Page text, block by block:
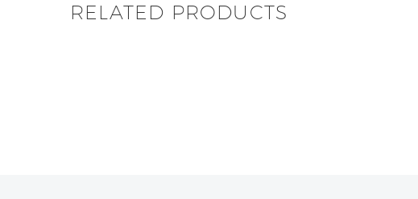
RELATED PRODUCTSJean-Christophe Deveny